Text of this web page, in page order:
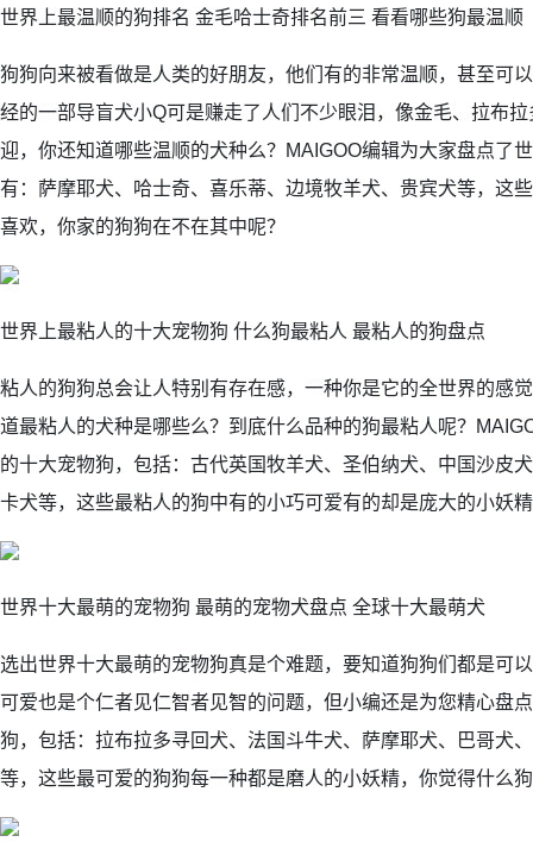
世界上最温顺的狗排名 金毛哈士奇排名前三 看看哪些狗最温顺
狗狗向来被看做是人类的好朋友，他们有的非常温顺，甚至可
经的一部导盲犬小Q可是赚走了人们不少眼泪，像金毛、拉布
迎，你还知道哪些温顺的犬种么？MAIGOO编辑为大家盘点了
有：萨摩耶犬、哈士奇、喜乐蒂、边境牧羊犬、贵宾犬等，这
喜欢，你家的狗狗在不在其中呢？
世界上最粘人的十大宠物狗 什么狗最粘人 最粘人的狗盘点
粘人的狗狗总会让人特别有存在感，一种你是它的全世界的感
道最粘人的犬种是哪些么？到底什么品种的狗最粘人呢？
的十大宠物狗，包括：古代英国牧羊犬、圣伯纳犬、中国沙皮
卡犬等，这些最粘人的狗中有的小巧可爱有的却是庞大的小妖
世界十大最萌的宠物狗 最萌的宠物犬盘点 全球十大最萌犬
选出世界十大最萌的宠物狗真是个难题，要知道狗狗们都是可
可爱也是个仁者见仁智者见智的问题，但小编还是为您精心盘
狗，包括：拉布拉多寻回犬、法国斗牛犬、萨摩耶犬、巴哥犬
等，这些最可爱的狗狗每一种都是磨人的小妖精，你觉得什么